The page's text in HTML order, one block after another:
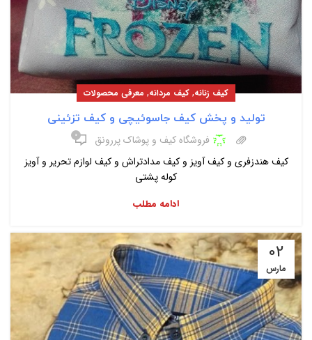
کیف زنانه, کیف مردانه, معرفی محصولات
تولید و پخش کیف جاسوئیچی و کیف تزئینی
فروشگاه کیف و پوشاک پررونق ۰
کیف هندزفری و کیف آویز و کیف مدادتراش و کیف لوازم تحریر و آویز
کوله پشتی
ادامه مطلب
02
مارس